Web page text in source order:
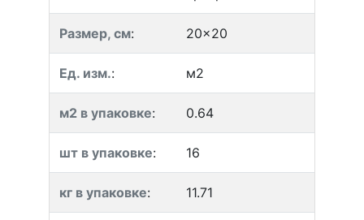
Размер, см: 20x20
Ед. изм.: м2
м2 в упаковке: 0.64
шт в упаковке: 16
кг в упаковке: 11.71